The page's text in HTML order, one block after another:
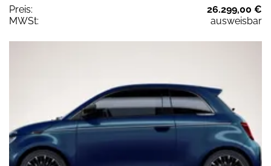
Preis:
26.299,00 €
MWSt:
ausweisbar